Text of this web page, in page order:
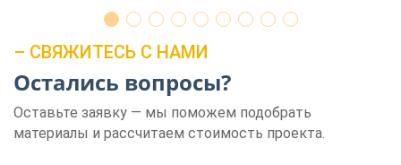
– СВЯЖИТЕСЬ С НАМИ
Остались вопросы?
Оставьте заявку — мы поможем подобрать
материалы и рассчитаем стоимость проекта.
ЗАКАЗАТЬ ЗВОНОК